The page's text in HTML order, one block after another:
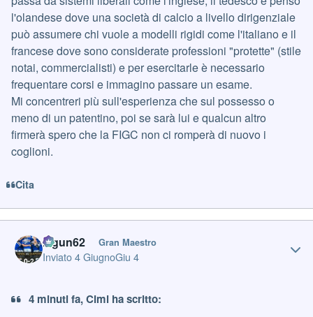
l'olandese dove una società di calcio a livello dirigenziale
può assumere chi vuole a modelli rigidi come l'italiano e il
francese dove sono considerate professioni "protette" (stile
notai, commercialisti) e per esercitarle è necessario
frequentare corsi e immagino passare un esame.
Mi concentreri più sull'esperienza che sul possesso o
meno di un patentino, poi se sarà lui e qualcun altro
firmerà spero che la FIGC non ci romperà di nuovo i
coglioni.
Cita
Iagun62 Gran Maestro
Inviato4 GiugnoGiu 4
4 minuti fa, Cimi ha scritto: